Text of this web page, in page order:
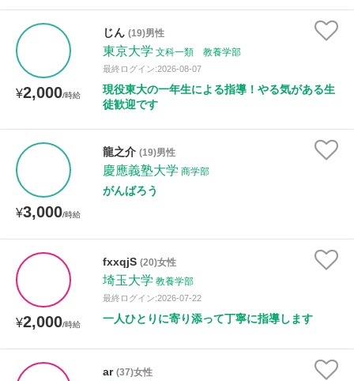
¥2,000/時給
じん (19)男性
東京大学 文科一類 教養学部
最終ログイン:2026-08-07
現役東大の一年生による指導！やる気がある生
徒歓迎です
¥3,000/時給
龍之介 (19)男性
慶應義塾大学 商学部
がんばろう
¥2,000/時給
fxxqjS (20)女性
埼玉大学 教養学部
最終ログイン:2026-07-22
一人ひとりに寄り添って丁寧に指導します
ar (37)女性